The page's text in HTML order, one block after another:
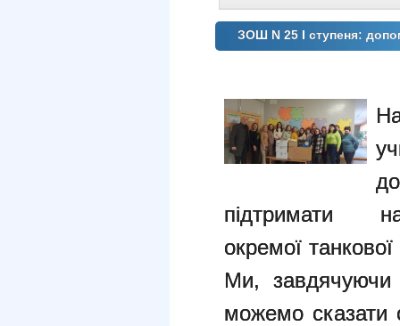
ЗОШ N 25 І ступеня:
окремої
Ми,
можемо